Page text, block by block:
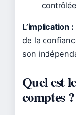
contrôlée
L’implication :
de la
son
Quel est
comptes ?